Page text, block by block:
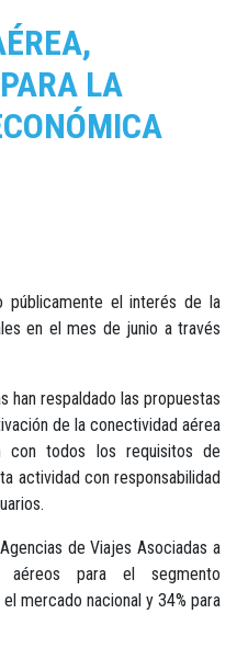
LA
públicamente el interés de la
en el mes de junio a través
han respaldado las propuestas
de la conectividad aérea
con todos los requisitos de
actividad con responsabilidad
de Viajes Asociadas a
aéreos para el segmento
mercado nacional y 34% para